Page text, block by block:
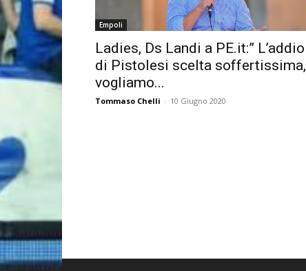
Empoli
Ladies, Ds Landi a PE.it:” L’addio
di Pistolesi scelta soffertissima,
vogliamo...
Tommaso Chelli - 10 Giugno 2020